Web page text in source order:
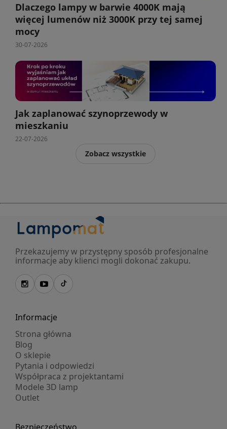
Dlaczego lampy w barwie 4000K mają
więcej lumenów niż 3000K przy tej samej
mocy
30-07-2026
Jak zaplanować szynoprzewody w
mieszkaniu
22-07-2026
Zobacz wszystkie
Przekazujemy w przystępny sposób profesjonalne
informacje aby klienci mogli dokonać zakupu.
Informacje
Strona główna
Blog
O sklepie
Pytania i odpowiedzi
Współpraca z projektantami
Modele 3D lamp
Outlet